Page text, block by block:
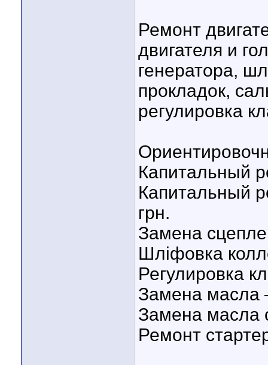
Ремонт
двигателя и
генератора,
прокладок,
регулировка
Капитальный
Капитальный
грн.
Замена
Шліфовка
Регулировка
Замена масла
Замена масла
Ремонт